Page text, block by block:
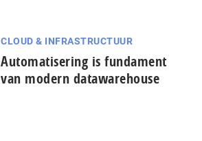
CLOUD & INFRASTRUCTUUR
Automatisering is fundament
van modern datawarehouse